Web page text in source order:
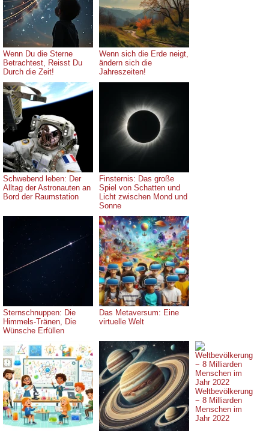
Wenn Du die Sterne
Betrachtest, Reisst Du
Durch die Zeit!
Wenn sich die Erde neigt,
ändern sich die
Jahreszeiten!
Schwebend leben: Der
Alltag der Astronauten an
Bord der Raumstation
Finsternis: Das große
Spiel von Schatten und
Licht zwischen Mond und
Sonne
Sternschnuppen: Die
Himmels-Tränen, Die
Wünsche Erfüllen
Das Metaversum: Eine
virtuelle Welt
Weltbevölkerung
− 8 Milliarden
Menschen im
Jahr 2022